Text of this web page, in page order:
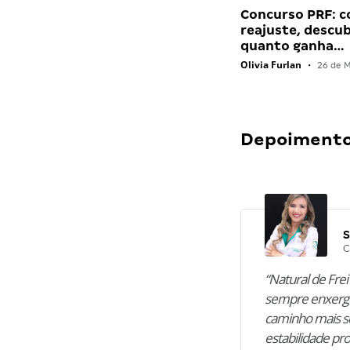
Concurso PRF:
reajuste,
quanto ganha…
Olivia Furlan • 26 de
“Natural de Frei
sempre
caminho mais
estabilidade